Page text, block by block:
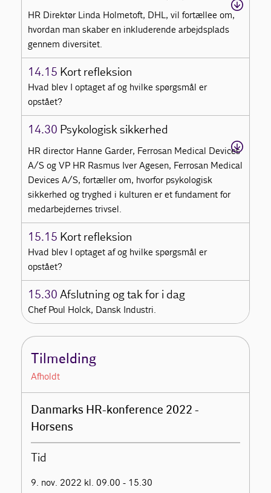
HR Direktør Linda Holmetoft, DHL, vil fortællee om,
hvordan man skaber en inkluderende arbejdsplads
gennem diversitet.
14.15 Kort refleksion
Hvad blev I optaget af og hvilke spørgsmål er
opstået?
14.30 Psykologisk sikkerhed
HR director Hanne Garder, Ferrosan Medical Devices
A/S og VP HR Rasmus Iver Agesen, Ferrosan Medical
Devices A/S, fortæller om, hvorfor psykologisk
sikkerhed og tryghed i kulturen er et fundament for
medarbejdernes trivsel.
15.15 Kort refleksion
Hvad blev I optaget af og hvilke spørgsmål er
opstået?
15.30 Afslutning og tak for i dag
Chef Poul Holck, Dansk Industri.
Tilmelding
Afholdt
Danmarks HR-konference 2022 -
Horsens
Tid
9. nov. 2022 kl. 09.00 - 15.30